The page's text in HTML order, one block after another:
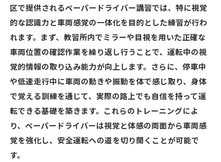
区で提供されるペーパードライバー講習では、特に視覚
的な認識力と車両感覚の一体化を目的とした練習が行わ
れます。まず、教習所内でミラーや目視を用いた正確な
車両位置の確認作業を繰り返し行うことで、運転中の視
覚的情報の取り込み能力が向上します。さらに、停車中
や低速走行中に車両の動きや振動を体で感じ取り、身体
で覚える訓練を通じて、実際の路上でも自信を持って運
転できる基礎を築きます。これらのトレーニングによ
り、ペーパードライバーは視覚と体感の両面から車両感
覚を強化し、安全運転への道を切り開くことが可能で
す。